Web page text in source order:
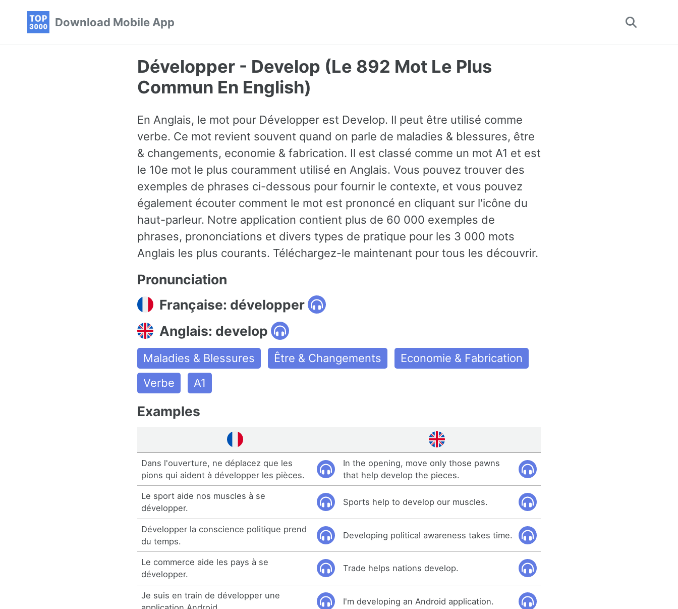
Download Mobile App
Toggle
Développer - Develop (Le 892 Mot Le Plus
Commun En English)
En Anglais, le mot pour Développer est Develop. Il peut être utilisé comme
verbe. Ce mot revient souvent quand on parle de maladies & blessures, être
& changements, economie & fabrication. Il est classé comme un mot A1 et est
le 10e mot le plus couramment utilisé en Anglais. Vous pouvez trouver des
exemples de phrases ci-dessous pour fournir le contexte, et vous pouvez
également écouter comment le mot est prononcé en cliquant sur l'icône du
haut-parleur. Notre application contient plus de 60 000 exemples de
phrases, prononciations et divers types de pratique pour les 3 000 mots
Anglais les plus courants. Téléchargez-le maintenant pour tous les découvrir.
Pronunciation
Française: développer
Anglais: develop
Maladies & Blessures Être & Changements
Economie & Fabrication
Verbe
A1
Examples
Dans l'ouverture, ne déplacez que les
pions qui aident à développer les pièces.
In the opening, move only those pawns
that help develop the pieces.
Le sport aide nos muscles à se
développer.
Sports help to develop our muscles.
Développer la conscience politique prend
du temps.
Developing political awareness takes time.
Le commerce aide les pays à se
développer.
Trade helps nations develop.
Je suis en train de développer une
I'm developing an Android application.